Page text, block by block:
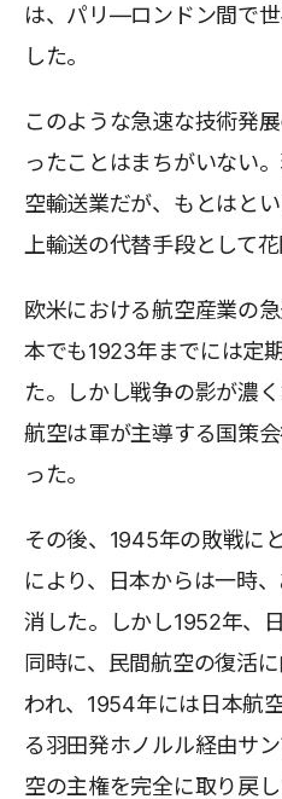
は、パリ―ロンドン間で
した。
このような急速な技術発
ったことはまちがいない
空輸送業だが、もとはと
上輸送の代替手段として
欧米における航空産業の
本でも1923年までには定
た。しかし戦争の影が濃
航空は軍が主導する国策
った。
その後、1945年の敗戦に
により、日本からは一時
消した。しかし1952年、
同時に、民間航空の復活
われ、1954年には日本航
る羽田発ホノルル経由サ
空の主権を完全に取り戻し